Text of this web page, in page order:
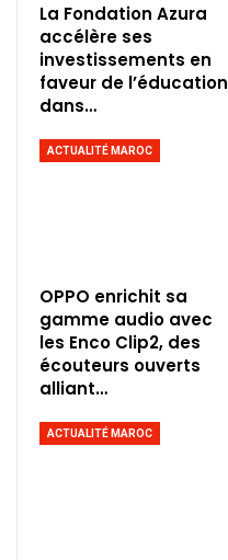
La Fondation Azura
accélère ses
investissements en
faveur de l’éducation
dans…
ACTUALITÉ MAROC
OPPO enrichit sa
gamme audio avec
les Enco Clip2, des
écouteurs ouverts
alliant…
ACTUALITÉ MAROC